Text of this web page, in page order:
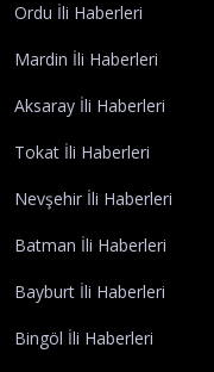
Ordu İli Haberleri
Mardin İli Haberleri
Aksaray İli Haberleri
Tokat İli Haberleri
Nevşehir İli Haberleri
Batman İli Haberleri
Bayburt İli Haberleri
Bingöl İli Haberleri